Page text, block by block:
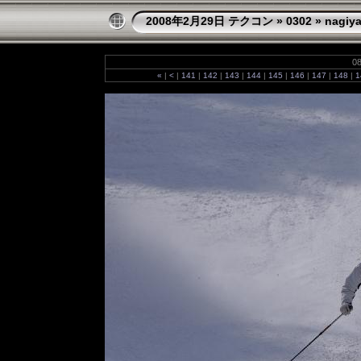
2008年2月29日 テクコン » 0302 »
« | < | 141 | 142 | 143 | 144 | 145 | 146 | 147 | 148 |